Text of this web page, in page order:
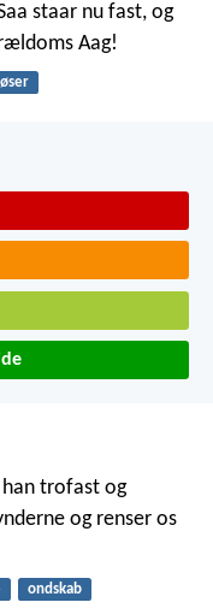
staar nu fast, og
Aag!
han trofast og
og renser os
ondskab